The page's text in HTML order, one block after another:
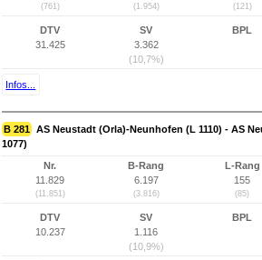
(761) (1.954) (121)
DTV
31.425
SV
3.362
(10,7%)
BPL
Infos...
B 281 AS Neustadt (Orla)-Neunhofen (L 1110) - AS
1077)
Nr.
11.829
(11.851)
B-Rang
6.197
(3.816)
L-Rang
155
(85)
DTV
10.237
SV
1.116
(10,9%)
BPL